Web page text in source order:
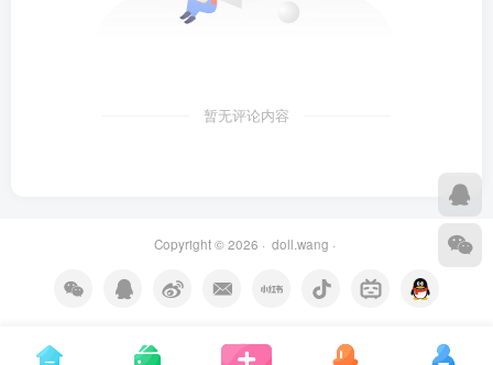
暂无评论内容
Copyright © 2026 · doll.wang ·